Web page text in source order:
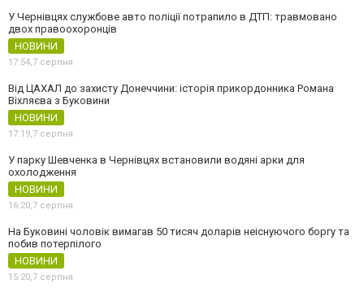
У Чернівцях службове авто поліції потрапило в ДТП: травмовано
двох правоохоронців
НОВИНИ
17:54,7 серпня
Від ЦАХАЛ до захисту Донеччини: історія прикордонника Романа
Віхляєва з Буковини
НОВИНИ
17:19,7 серпня
У парку Шевченка в Чернівцях встановили водяні арки для
охолодження
НОВИНИ
16:20,7 серпня
На Буковині чоловік вимагав 50 тисяч доларів неіснуючого боргу та
побив потерпілого
НОВИНИ
15:20,7 серпня